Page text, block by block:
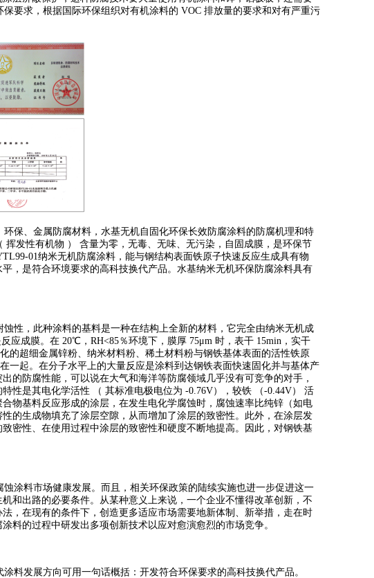
要求，根据国际环保组织对有机涂料的 VOC 排放量的要求和对有严重污
保、金属防腐材料，水基无机自固化环保长效防腐涂料的防腐机理和特
发性有机物 ） 含量为零，无毒、无味、无污染，自固成膜，是环保节
01纳米无机防腐涂料，能与钢结构表面铁原子快速反应生成具有物
，是符合环境要求的高科技换代产品。水基纳米无机环保防腐涂料具有
性，此种涂料的基料是一种在结构上全新的材料，它完全由纳米无机成
应成膜。在 20℃，RH<85％环境下，膜厚 75μm 时，表干 15min，实干
的超细金属锌粉、纳米材料粉、稀土材料粉与钢铁基体表面的活性铁原
一起。 在分子水平上的大量反应是涂料到达钢铁表面快速固化并与基体产
的防腐性能，可以说在大气和海洋等防腐领域几乎没有可竞争的对手，
性是其电化学活性 （ 其标准电极电位为 -0.76V），较铁 （-0.44V） 活
物基料反应形成的涂层，在发生电化学腐蚀时，腐蚀速率比纯锌（如电
的生成物填充了涂层空隙，从而增加了涂层的致密性。此外，在涂层发
密性、在使用过程中涂层的致密性和硬度不断地提高。因此，对钢铁基
涂料市场健康发展。而且，相关环保政策的陆续实施也进一步促进这一
和出路的必要条件。从某种意义上来说，一个企业不懂得改革创新，不
，在现有的条件下，创造更多适应市场需要地新体制、新举措，走在时
料的过程中研发出多项创新技术以应对愈演愈烈的市场竞争。
发展方向可用一句话概括：开发符合环保要求的高科技换代产品。